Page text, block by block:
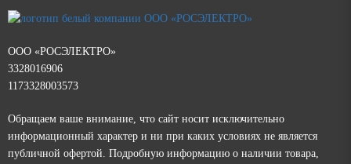
ООО «РОСЭЛЕКТРО»
3328016906
1173328003573
Обращаем ваше внимание, что сайт носит исключительно
информационный характер и ни при каких условиях не является
публичной офертой. Подробную информацию о наличии товара,